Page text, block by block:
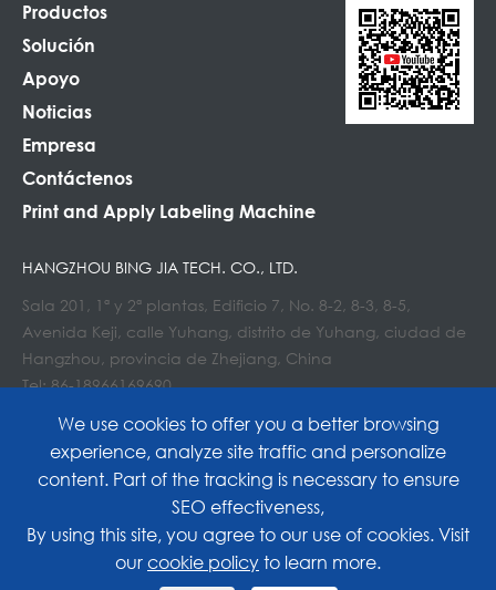
Productos
Solución
Apoyo
Noticias
Empresa
Contáctenos
Print and Apply Labeling Machine
HANGZHOU BING JIA TECH. CO., LTD.
Sala 201, 1ª y 2ª plantas, Edificio 7, No. 8-2, 8-3, 8-5,
Avenida Keji, calle Yuhang, distrito de Yuhang, ciudad de
Hangzhou, provincia de Zhejiang, China
Tel: 86-18966169690
Hangzhou Bing Jia Tech. Co., Ltd.
Rights Reserved.
We use cookies to offer you a better browsing
experience, analyze site traffic and personalize
content. Part of the tracking is necessary to ensure
SEO effectiveness,
By using this site, you agree to our use of cookies. Visit
ourcookie policyto learn more.